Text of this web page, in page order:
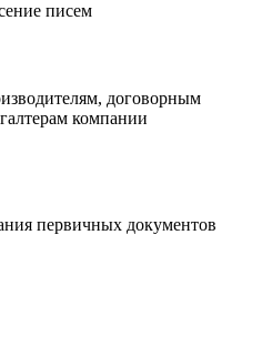
писем
договорным
компании
первичных документов